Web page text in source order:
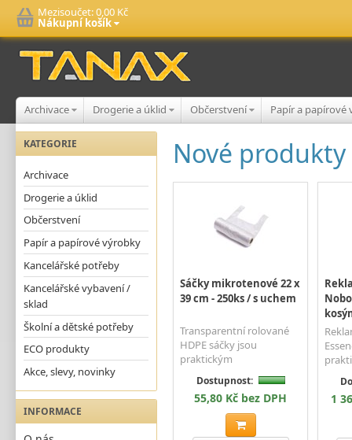
Mezisoučet:0,00 Kč
Nákupní košík
Archivace Drogerie a úklid Občerstvení Papír a
KATEGORIE
Archivace
Drogerie a úklid
Občerstvení
Papír a papírové výrobky
Kancelářské potřeby
Kancelářské vybavení /
sklad
Školní a dětské potřeby
ECO produkty
Akce, slevy, novinky
INFORMACE
Nové produkty
Sáčky mikrotenové 22 x
39 cm - 250ks / s uchem
Transparentní rolované
HDPE sáčky jsou
praktickým
Dostupnost:
55,80 Kč bez DPH 1